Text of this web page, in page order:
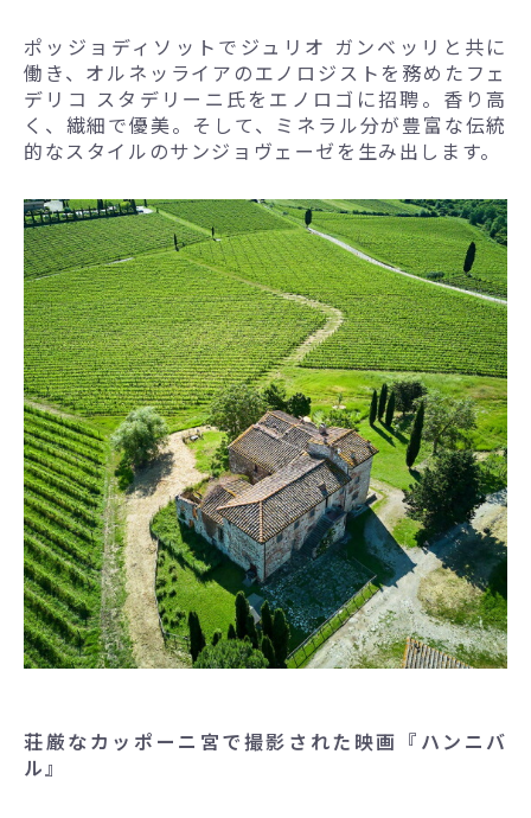
ポッジョディソットでジュリオ ガンベッリと共に
働き、オルネッライアのエノロジストを務めたフェ
デリコ スタデリーニ氏をエノロゴに招聘。香り高
く、繊細で優美。そして、ミネラル分が豊富な伝統
的なスタイルのサンジョヴェーゼを生み出します。
荘厳なカッポーニ宮で撮影された映画『ハンニバ
ル』